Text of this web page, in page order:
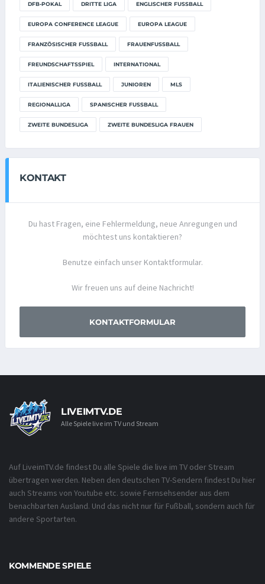
DFB-POKAL DRITTE LIGA ENGLISCHER FUSSBALL
EUROPA CONFERENCE LEAGUE EUROPA LEAGUE
FRANZÖSISCHER FUSSBALL FRAUENFUSSBALL
FREUNDSCHAFTSSPIEL INTERNATIONAL
ITALIENISCHER FUSSBALL JUNIOREN MLS
REGIONALLIGA SPANISCHER FUSSBALL
ZWEITE BUNDESLIGA ZWEITE BUNDESLIGA FRAUEN
KONTAKT
Du hast Fragen, eine Fehlermeldung, neue Anregungen und
möchtest uns kontaktieren?
Benutze einfach unser Kontaktformular.
Wir freuen uns auf deine Nachricht!
KONTAKTFORMULAR
LIVEIMTV.DE
Alle Spiele live im TV und Stream
Auf LiveimTV.de findest Du alle Spiele die live im TV oder Stream
übertragen werden. Neben den deutschen TV-Sendern findest Du hier
auch Streams von Youtube etc. sowie Fernsehsender aus dem
benachbarten Ausland. Und das nicht nur für Fußball, sondern auch für
andere Sportarten.
KOMMENDE SPIELE